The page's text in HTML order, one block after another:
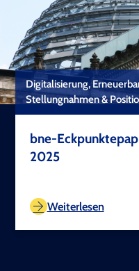
Digitalisierung,
Stellungnahmen &
bne-
2025
Weiterlesen